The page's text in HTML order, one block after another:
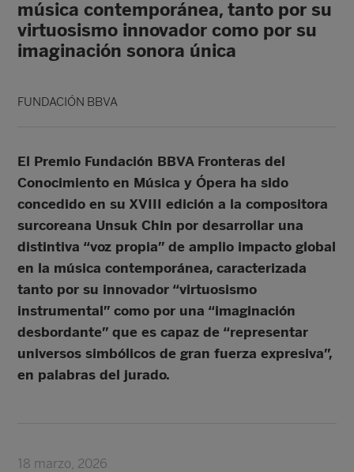
música contemporánea, tanto por su
virtuosismo innovador como por su
imaginación sonora única
FUNDACIÓN BBVA
El Premio Fundación BBVA Fronteras del
Conocimiento en Música y Ópera ha sido
concedido en su XVIII edición a la compositora
surcoreana Unsuk Chin por desarrollar una
distintiva “voz propia” de amplio impacto global
en la música contemporánea, caracterizada
tanto por su innovador “virtuosismo
instrumental” como por una “imaginación
desbordante” que es capaz de “representar
universos simbólicos de gran fuerza expresiva”,
en palabras del jurado.
18 marzo, 2026